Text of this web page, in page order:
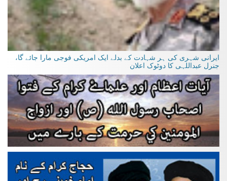
ایرانی شہری کی ہر شہادت کے بدلے ایک امریکی فوجی مارا جائے گا،
جنرل عبداللہی کا دوٹوک اعلان